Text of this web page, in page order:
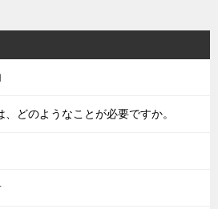
どのようなことが必要ですか。